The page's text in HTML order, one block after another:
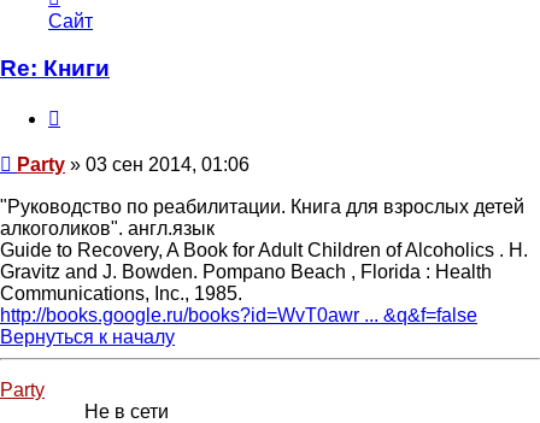
информация
пользователя
Сайт
Re: Книги
Сообщение
Party » 03 сен 2014, 01:06
"Руководство по реабилитации. Книга для взрослых детей
алкоголиков". англ.язык
Guide to Recovery, A Book for Adult Children of Alcoholics . H.
Gravitz and J. Bowden. Pompano Beach , Florida : Health
Communications, Inc., 1985.
http://books.google.ru/books?id=WvT0awr ... &q&f=false
Вернуться к началу
Party
Не в сети